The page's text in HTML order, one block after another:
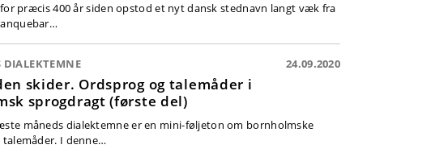
for præcis 400 år siden opstod et nyt dansk stednavn langt væk fra
DIALEKTEMNE 24.09.2020
skider. Ordsprog og talemåder i
sprogdragt (første del)
måneds dialektemne er en mini-føljeton om bornholmske
I denne…